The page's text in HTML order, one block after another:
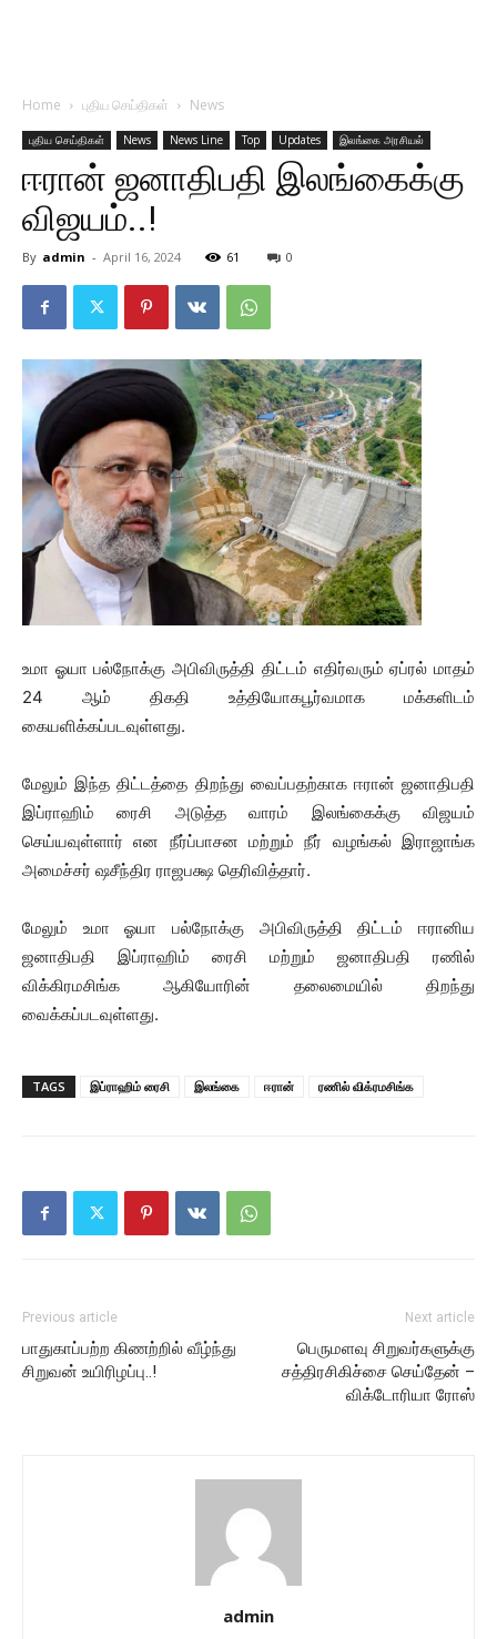
Home புதிய செய்திகள் News
புதிய செய்திகள் News News Line Top Updates இலங்கை அரசியல்
ஈரான் ஜனாதிபதி இலங்கைக்கு
விஜயம்..!
By admin - April 16, 2024 61 0
உமா ஓயா பல்நோக்கு அபிவிருத்தி திட்டம் எதிர்வரும் ஏப்ரல் மாதம்
24 ஆம் திகதி உத்தியோகபூர்வமாக மக்களிடம்
கையளிக்கப்படவுள்ளது.
மேலும் இந்த திட்டத்தை திறந்து வைப்பதற்காக ஈரான் ஜனாதிபதி
இப்ராஹிம் ரைசி அடுத்த வாரம் இலங்கைக்கு விஜயம்
செய்யவுள்ளார் என நீர்ப்பாசன மற்றும் நீர் வழங்கல் இராஜாங்க
அமைச்சர் ஷசீந்திர ராஜபக்ஷ தெரிவித்தார்.
மேலும் உமா ஓயா பல்நோக்கு அபிவிருத்தி திட்டம் ஈரானிய
ஜனாதிபதி இப்ராஹிம் ரைசி மற்றும் ஜனாதிபதி ரணில்
விக்கிரமசிங்க ஆகியோரின் தலைமையில் திறந்து
வைக்கப்படவுள்ளது.
TAGS இப்ராஹிம் ரைசி இலங்கை ஈரான் ரணில் விக்ரமசிங்க
Previous article
பாதுகாப்பற்ற கிணற்றில் வீழ்ந்து
சிறுவன் உயிரிழப்பு..!
Next article
பெருமளவு சிறுவர்களுக்கு
சத்திரசிகிச்சை செய்தேன் –
விக்டோரியா ரோஸ்
admin